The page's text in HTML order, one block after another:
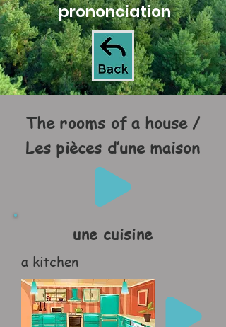
prononciation
The rooms of a house /
Les pièces d’une maison
une cuisine
a kitchen